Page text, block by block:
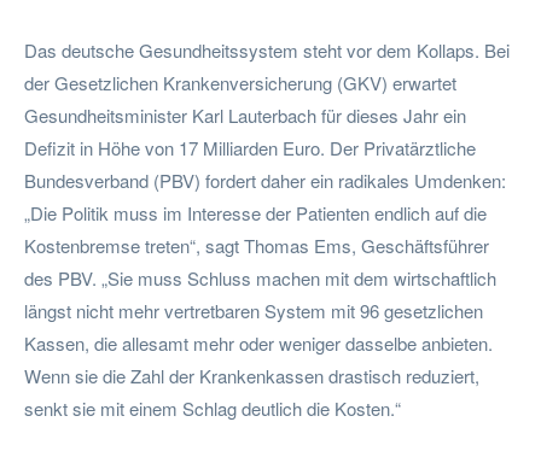
Das deutsche Gesundheitssystem steht vor dem Kollaps. Bei
der Gesetzlichen Krankenversicherung (GKV) erwartet
Gesundheitsminister Karl Lauterbach für dieses Jahr ein
Defizit in Höhe von 17 Milliarden Euro. Der Privatärztliche
Bundesverband (PBV) fordert daher ein radikales Umdenken:
„Die Politik muss im Interesse der Patienten endlich auf die
Kostenbremse treten“, sagt Thomas Ems, Geschäftsführer
des PBV. „Sie muss Schluss machen mit dem wirtschaftlich
längst nicht mehr vertretbaren System mit 96 gesetzlichen
Kassen, die allesamt mehr oder weniger dasselbe anbieten.
Wenn sie die Zahl der Krankenkassen drastisch reduziert,
senkt sie mit einem Schlag deutlich die Kosten.“